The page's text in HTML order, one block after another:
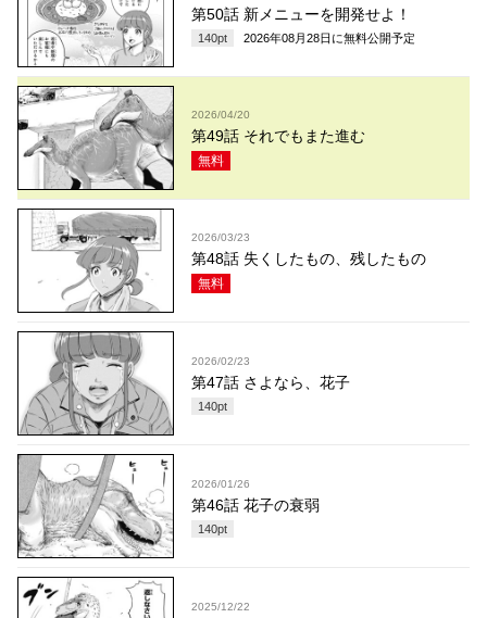
第50話 新メニューを開発せよ！
140pt 2026年08月28日 に無料公開予定
2026/04/20
第49話 それでもまた進む
無料
2026/03/23
第48話 失くしたもの、残したもの
無料
2026/02/23
第47話 さよなら、花子
140pt
2026/01/26
第46話 花子の衰弱
140pt
2025/12/22